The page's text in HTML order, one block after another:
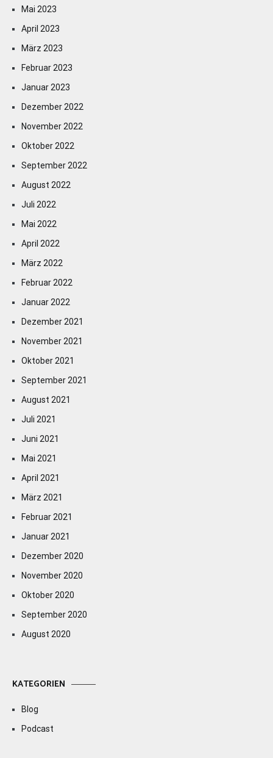
Mai 2023
April 2023
März 2023
Februar 2023
Januar 2023
Dezember 2022
November 2022
Oktober 2022
September 2022
August 2022
Juli 2022
Mai 2022
April 2022
März 2022
Februar 2022
Januar 2022
Dezember 2021
November 2021
Oktober 2021
September 2021
August 2021
Juli 2021
Juni 2021
Mai 2021
April 2021
März 2021
Februar 2021
Januar 2021
Dezember 2020
November 2020
Oktober 2020
September 2020
August 2020
KATEGORIEN
Blog
Podcast